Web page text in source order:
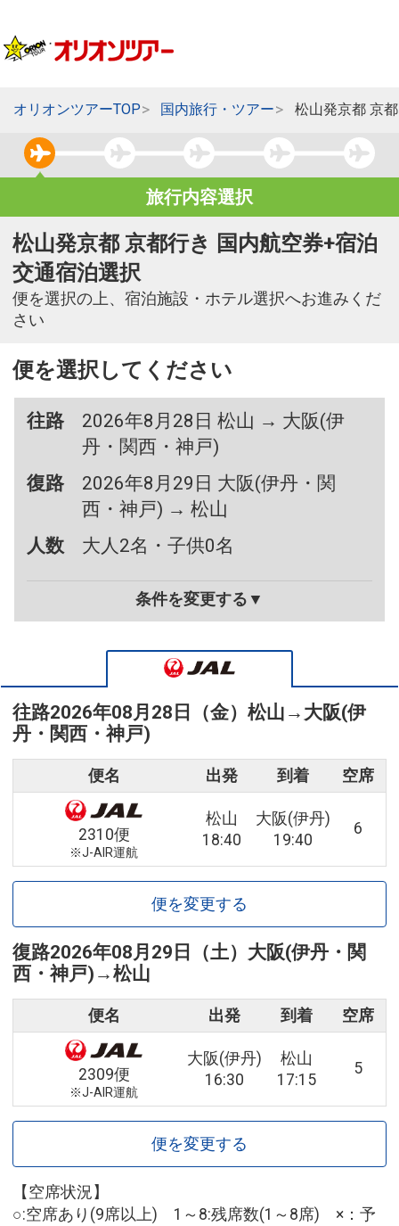
オリオンツアーTOP 国内旅行・ツアー 松山発京都 京
旅行内容選択
松山発京都 京都行き 国内航空券+宿泊
交通宿泊選択
便を選択の上、宿泊施設・ホテル選択へお進みくだ
さい
便を選択してください
往路
2026年8月28日 松山 → 大阪(伊
丹・関西・神戸)
復路
2026年8月29日 大阪(伊丹・関
西・神戸) → 松山
人数
大人2名・子供0名
条件を変更する▼
往路2026年08月28日（金） 松山 → 大阪(伊
丹・関西・神戸)
便名 出発 到着 空席
2310便
※J-AIR運航
松山
18:40
大阪(伊丹)
19:40
6
便を変更する
復路2026年08月29日（土） 大阪(伊丹・関
西・神戸) →松山
便名 出発 到着 空席
2309便
※J-AIR運航
大阪(伊丹)
16:30
松山
17:15
5
便を変更する
【空席状況】
○:空席あり(9席以上) 1～8:残席数(1～8席) ×：予